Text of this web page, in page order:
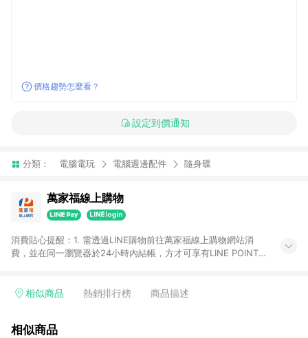
價格趨勢怎麼看？
設定到價通知
分類： 電腦電玩 電腦週邊配件 隨身碟
萬家福線上購物
消費貼心提醒：1. 需透過LINE購物前往萬家福線上購物網站消
費，並在同一瀏覽器於24小時內結帳，方才可享有LINE POINTS
4. 不具回饋資格種類商品：電子禮券。 5. 回饋點數計算將排除訂
錄，相關問題請於保留時間內聯絡客服中心，並由康達盛通生活
相似商品 熱銷排行榜 商品描述
相似商品